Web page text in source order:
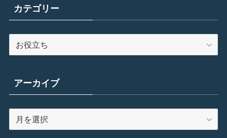
カテゴリー
テ
リ
ー
アーカイブ
ー